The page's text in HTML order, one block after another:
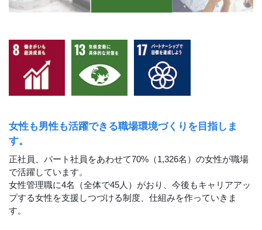
女性も男性も活躍できる職場環境づくりを目指しま
す。
正社員、パート社員をあわせて70%（1,326名）の女性が職場
で活躍しています。
女性管理職に4名（全体で45人）がおり、今後もキャリアアッ
プする女性を支援しつづける制度、仕組みを作っていきま
す。